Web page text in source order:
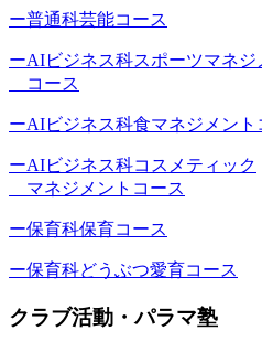
ー普通科芸能コース
ーAIビジネス科スポーツマネジ
コース
ーAIビジネス科食マネジメント
ーAIビジネス科コスメティック
マネジメントコース
ー保育科保育コース
ー保育科どうぶつ愛育コース
クラブ活動・パラマ塾